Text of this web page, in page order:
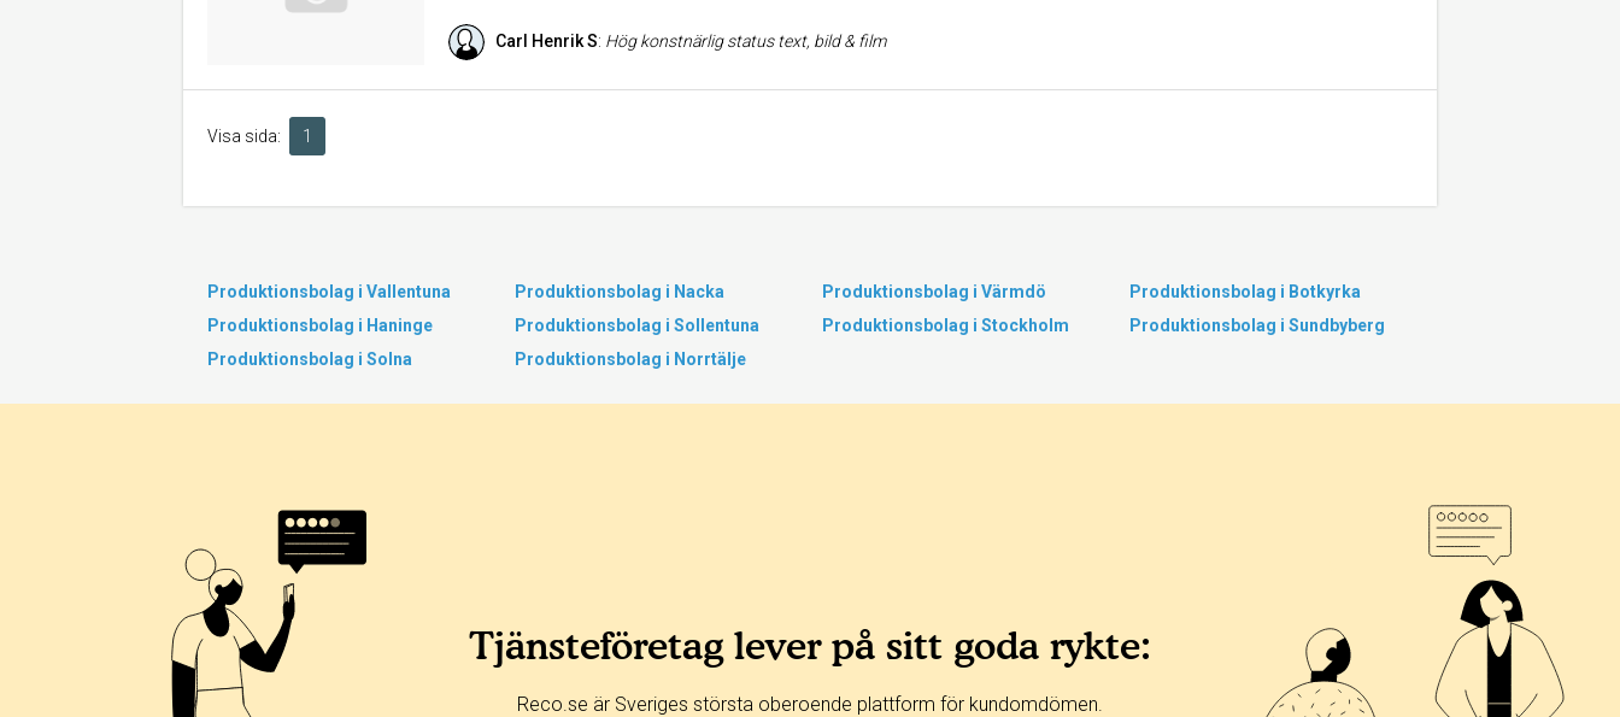
Carl Henrik S: Hög konstnärlig status text, bild & film
Visa sida: 1
Produktionsbolag i Vallentuna Produktionsbolag i Nacka Produktionsbolag i Värmdö
Produktionsbolag i Botkyrka
Produktionsbolag i Haninge
Produktionsbolag i Sollentuna Produktionsbolag i Stockholm
Produktionsbolag i Sundbyberg
Produktionsbolag i Solna
Produktionsbolag i Norrtälje
Tjänsteföretag lever på sitt goda rykte:
Reco.se är Sveriges största oberoende plattform för kundomdömen.